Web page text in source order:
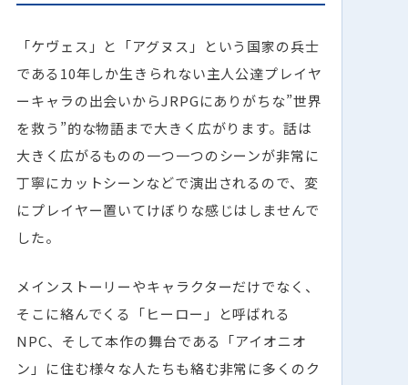
「ケヴェス」と「アグヌス」という国家の兵士
である10年しか生きられない主人公達プレイヤ
ーキャラの出会いからJRPGにありがちな”世界
を救う”的な物語まで大きく広がります。話は
大きく広がるものの一つ一つのシーンが非常に
丁寧にカットシーンなどで演出されるので、変
にプレイヤー置いてけぼりな感じはしませんで
した。
メインストーリーやキャラクターだけでなく、
そこに絡んでくる「ヒーロー」と呼ばれる
NPC、そして本作の舞台である「アイオニオ
ン」に住む様々な人たちも絡む非常に多くのク